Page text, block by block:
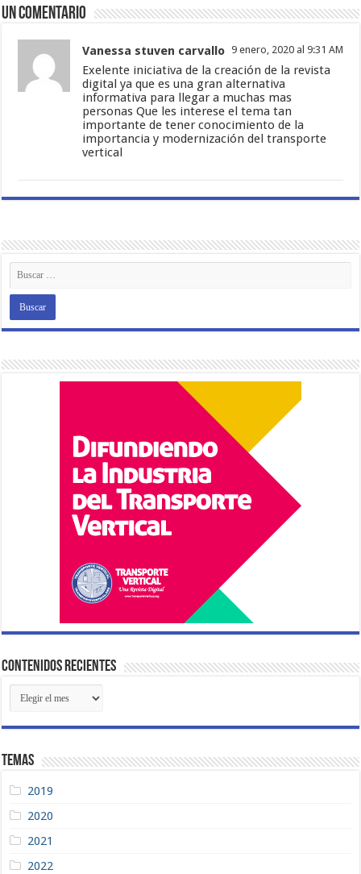
Un comentario
Vanessa stuven carvallo 9 enero, 2020 al 9:31 AM
Exelente iniciativa de la creación de la revista
digital ya que es una gran alternativa
informativa para llegar a muchas mas
personas Que les interese el tema tan
importante de tener conocimiento de la
importancia y modernización del transporte
vertical
Contenidos Recientes
Contenidos
Recientes
Temas
2019
2020
2021
2022